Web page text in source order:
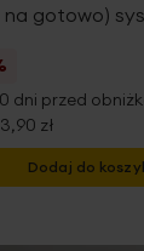
gotowo)
dni przed
zł
Dodaj do